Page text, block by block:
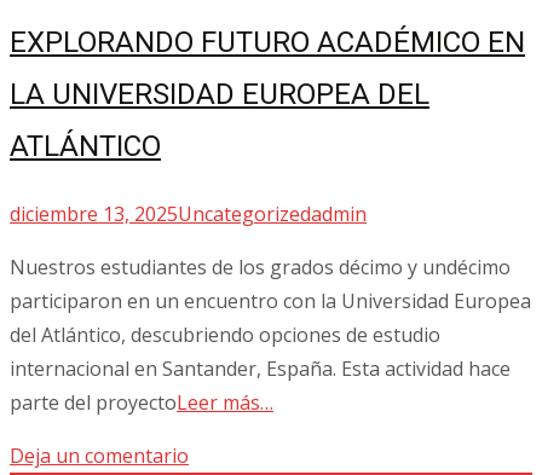
EXPLORANDO FUTURO ACADÉMICO EN
LA UNIVERSIDAD EUROPEA DEL
ATLÁNTICO
diciembre 13, 2025Uncategorizedadmin
Nuestros estudiantes de los grados décimo y undécimo
participaron en un encuentro con la Universidad Europea
del Atlántico, descubriendo opciones de estudio
internacional en Santander, España. Esta actividad hace
parte del proyectoLeer más…
Deja un comentario